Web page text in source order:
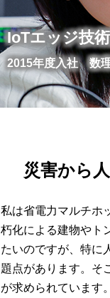
IoTエッジ技
2015年度入社 数
災害から
私は省電力マルチホ
朽化による建物やト
たいのですが、特に
題点があります。そ
が求められています